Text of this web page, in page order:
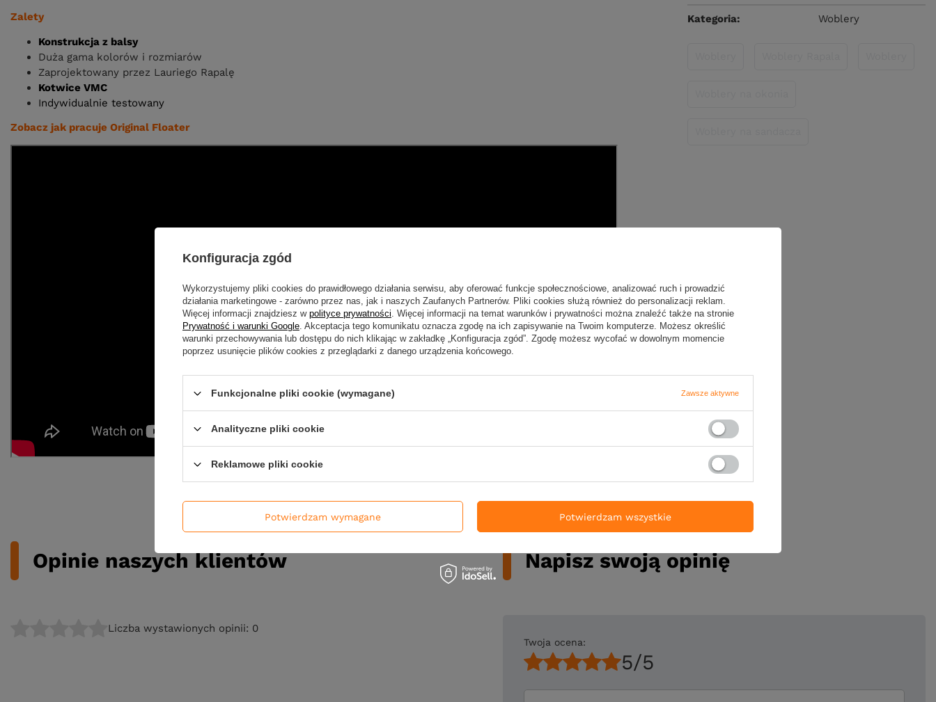
Kategoria Woblery
Zalety
Konstrukcja z balsy
Duża gama kolorów i rozmiarów
Zaprojektowany przez Lauriego Rapalę
Kotwice VMC
Indywidualnie testowany
Zobacz jak pracuje Original Floater
Opinie naszych klientów
Liczba wystawionych opinii: 0
Napisz swoją opinię
Twoja ocena:
5/5
Konfiguracja zgód
Wykorzystujemy pliki cookies do prawidłowego działania serwisu, aby oferować funkcje społecznościowe, analizować ruch i prowadzić
działania marketingowe - zarówno przez nas, jak i naszych Zaufanych Partnerów. Pliki cookies służą również do personalizacji reklam.
Więcej informacji znajdziesz w polityce prywatności. Więcej informacji na temat warunków i prywatności można znaleźć także na stronie
Prywatność i warunki Google. Akceptacja tego komunikatu oznacza zgodę na ich zapisywanie na Twoim komputerze. Możesz określić
warunki przechowywania lub dostępu do nich klikając w zakładkę „Konfiguracja zgód”. Zgodę możesz wycofać w dowolnym momencie
poprzez usunięcie plików cookies z przeglądarki z danego urządzenia końcowego.
Funkcjonalne pliki cookie (wymagane) Zawsze aktywne
Analityczne pliki cookie
Reklamowe pliki cookie
Potwierdzam wymagane Potwierdzam wszystkie